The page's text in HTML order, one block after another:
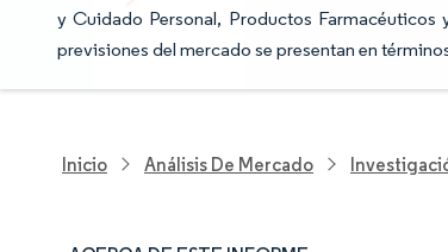
y Cuidado Personal, Productos
previsiones del mercado se presentan en
Inicio Análisis De Mercado